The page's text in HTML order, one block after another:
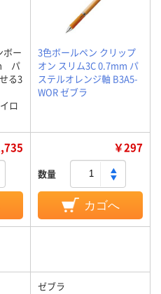
ボー
パ
る3
ロ
3色ボールペン クリップ
オン スリム3C 0.7mm パ
ステルオレンジ軸 B3A5-
WOR ゼブラ
￥297
数量
カゴへ
ゼブラ